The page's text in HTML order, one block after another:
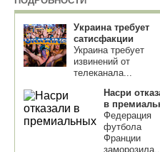
Украина требует
сатисфакции
Украина требует
извинений от
телеканала...
Насри
в
Федерация
футбола
Франции